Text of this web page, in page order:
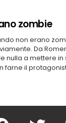
zombie
non erano
Da
nulla a mettere
farne il
Facebook Twitter